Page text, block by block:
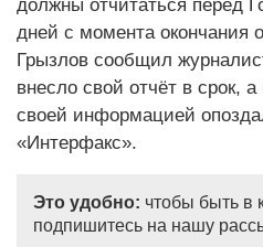
должны отчитаться перед
дней с момента окончания
Грызлов сообщил
внесло свой отчёт в срок,
своей информацией
«Интерфакс».
Это удобно: чтобы быть в
подпишитесь на нашу